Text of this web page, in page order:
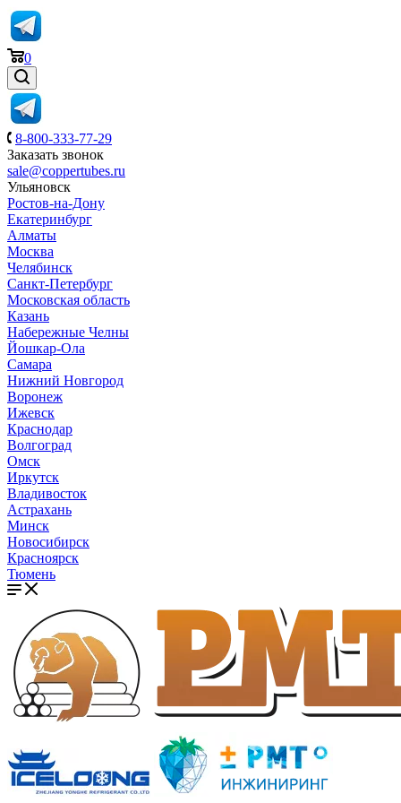
0
8-800-333-77-29
Заказать звонок
sale@coppertubes.ru
Ульяновск
Ростов-на-Дону
Екатеринбург
Алматы
Москва
Челябинск
Санкт-Петербург
Московская область
Казань
Набережные Челны
Йошкар-Ола
Самара
Нижний Новгород
Воронеж
Ижевск
Краснодар
Волгоград
Омск
Иркутск
Владивосток
Астрахань
Минск
Новосибирск
Красноярск
Тюмень